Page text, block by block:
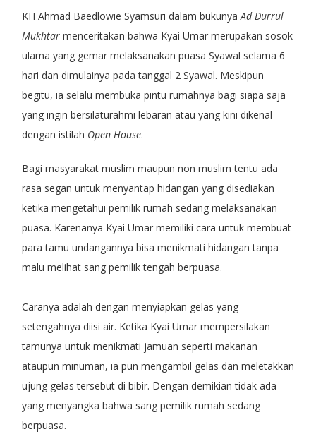
KH Ahmad Baedlowie Syamsuri dalam bukunya Ad Durrul
Mukhtarmenceritakan bahwa Kyai Umar merupakan sosok
ulama yang gemar melaksanakan puasa Syawal selama 6
hari dan dimulainya pada tanggal 2 Syawal. Meskipun
begitu, ia selalu membuka pintu rumahnya bagi siapa saja
yang ingin bersilaturahmi lebaran atau yang kini dikenal
dengan istilah Open House.
Bagi masyarakat muslim maupun non muslim tentu ada
rasa segan untuk menyantap hidangan yang disediakan
ketika mengetahui pemilik rumah sedang melaksanakan
puasa. Karenanya Kyai Umar memiliki cara untuk membuat
para tamu undangannya bisa menikmati hidangan tanpa
malu melihat sang pemilik tengah berpuasa.
Caranya adalah dengan menyiapkan gelas yang
setengahnya diisi air. Ketika Kyai Umar mempersilakan
tamunya untuk menikmati jamuan seperti makanan
ataupun minuman, ia pun mengambil gelas dan meletakkan
ujung gelas tersebut di bibir. Dengan demikian tidak ada
yang menyangka bahwa sang pemilik rumah sedang
berpuasa.